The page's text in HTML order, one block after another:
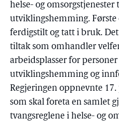
helse- og
utviklingshemming. Første
ferdigstilt og tatt i bruk.
tiltak som omhandler
arbeidsplasser for
utviklingshemming og
Regjeringen oppnevnte
som skal foreta en samlet
tvangsreglene i helse- og